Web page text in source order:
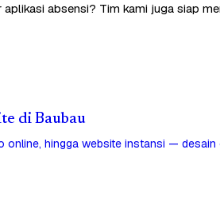
absensi? Tim kami juga siap
di Baubau
online, hingga website instansi — desain